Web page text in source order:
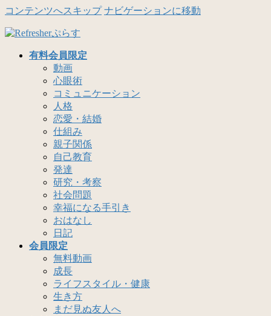
コンテンツへスキップ ナビゲーションに移動
有料会員限定
動画
心眼術
コミュニケーション
人格
恋愛・結婚
仕組み
親子関係
自己教育
発達
研究・考察
社会問題
幸福になる手引き
おはなし
日記
会員限定
無料動画
成長
ライフスタイル・健康
生き方
まだ見ぬ友人へ